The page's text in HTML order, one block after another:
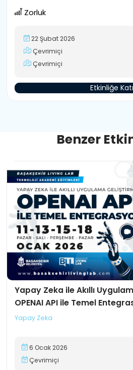
Zorluk
22 Şubat 2026
Çevrimiçi
Çevrimiçi
Etkinliğe
Benzer Etki
Yapay Zeka ile Akıllı
OPENAI API ile Temel
Yapay Zeka
6 Ocak 2026
Çevrimiçi